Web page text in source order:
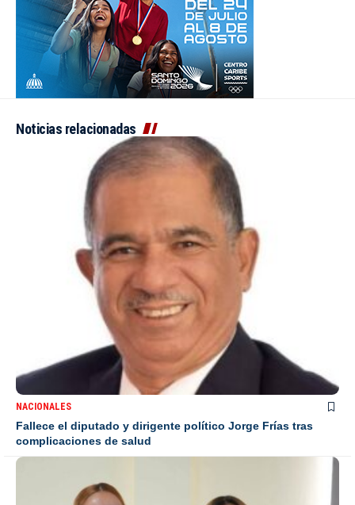
Noticias relacionadas
NACIONALES
Fallece el diputado y dirigente político Jorge Frías tras
complicaciones de salud